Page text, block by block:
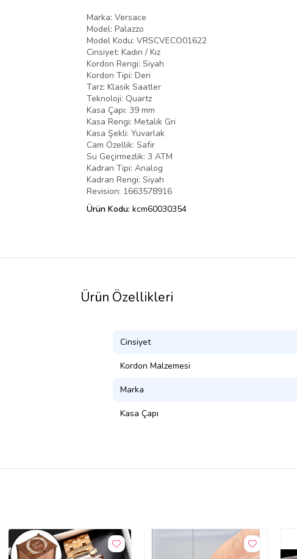
Marka: Versace
Model: Palazzo
Model Kodu: VRSCVECO01622
Cinsiyet: Kadın / Kız
Kordon Rengi: Siyah
Kordon Tipi: Deri
Tarz: Klasik Saatler
Teknoloji: Quartz
Kasa Çapı: 39 mm
Kasa Rengi: Metalik Gri
Kasa Şekli: Yuvarlak
Cam Özellik: Safir
Su Geçirmezlik: 3 ATM
Kadran Tipi: Analog
Kadran Rengi: Siyah
Revision: 1663578916
Ürün Kodu: kcm60030354
Ürün Özellikleri
Cinsiyet
Kordon Malzemesi
Marka
Kasa Çapı